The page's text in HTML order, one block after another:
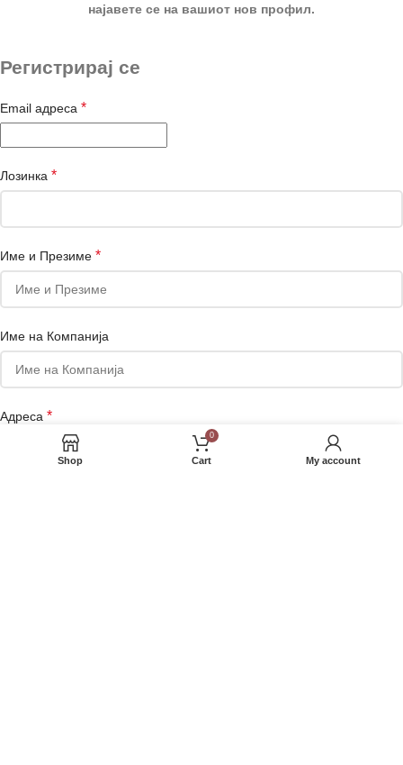
најавете се на вашиот нов профил.
Регистрирај се
Email адреса *
Лозинка *
Име и Презиме *
Име на Компанија
Адреса *
Shop
0
Cart My account